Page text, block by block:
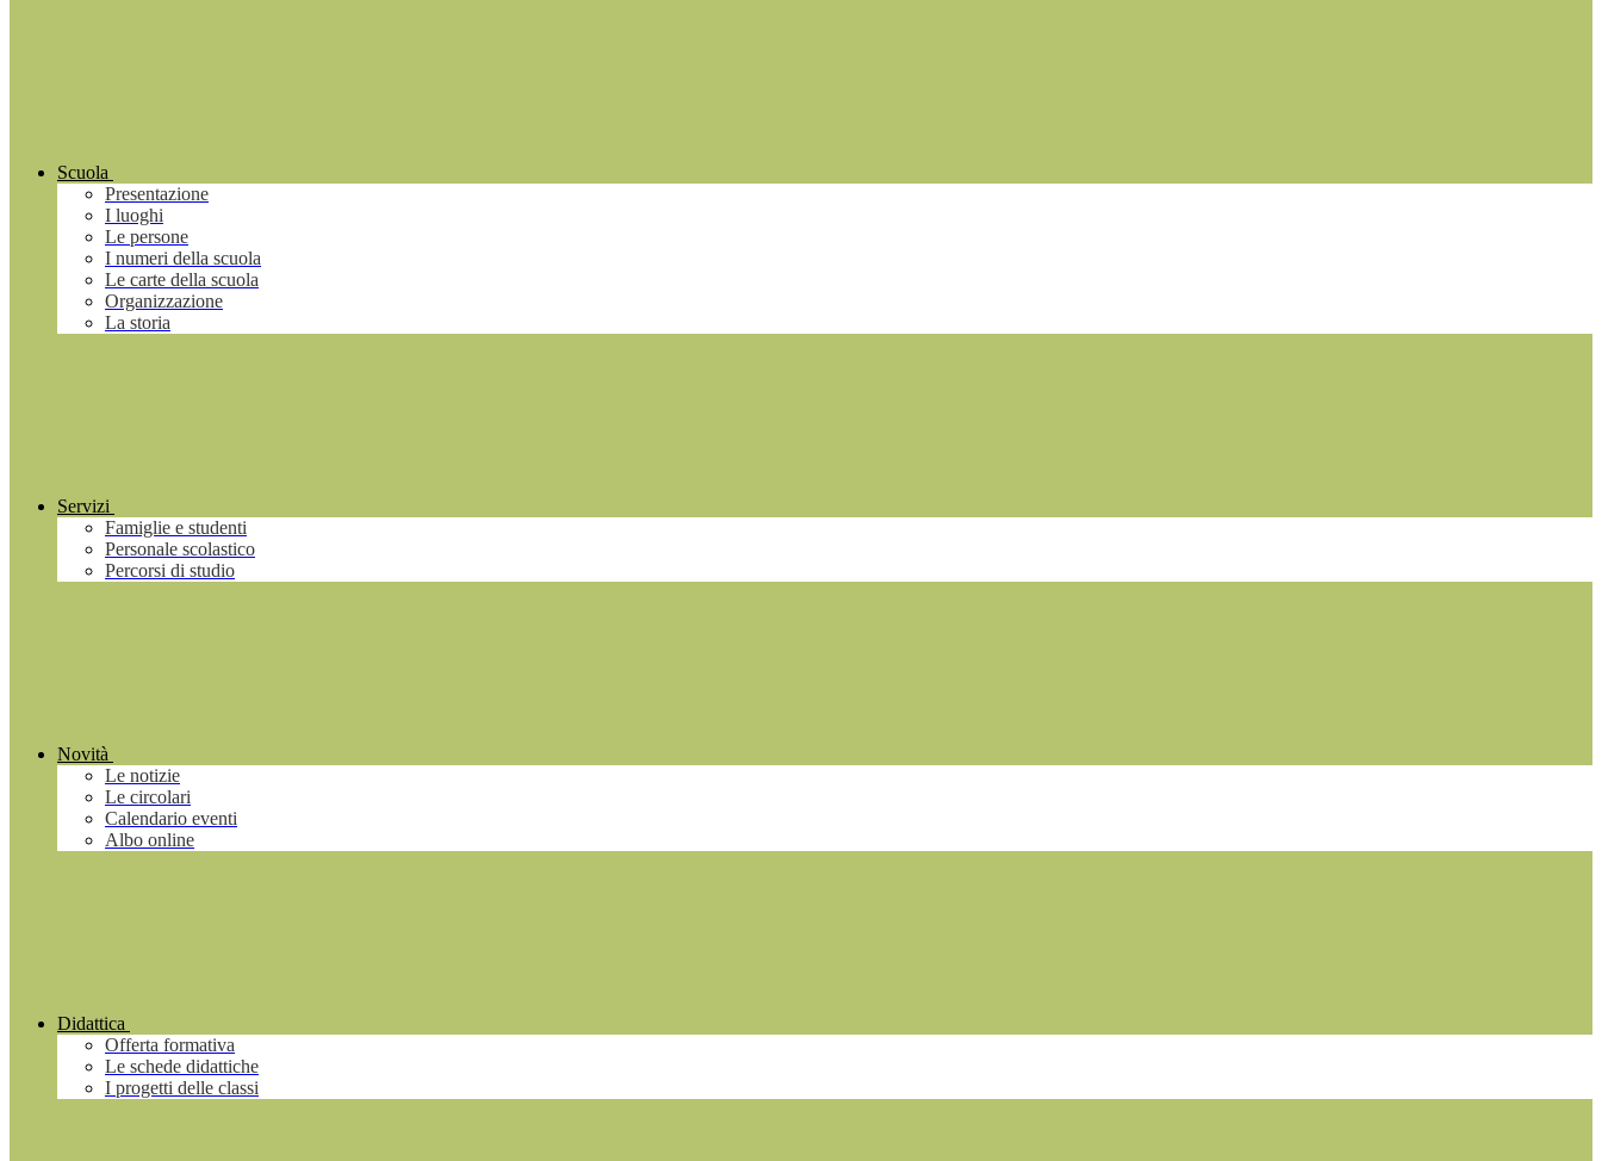
Scuola
Presentazione
I luoghi
Le persone
I numeri della scuola
Le carte della scuola
Organizzazione
La storia
Servizi
Famiglie e studenti
Personale scolastico
Percorsi di studio
Novità
Le notizie
Le circolari
Calendario eventi
Albo online
Didattica
Offerta formativa
Le schede didattiche
I progetti delle classi